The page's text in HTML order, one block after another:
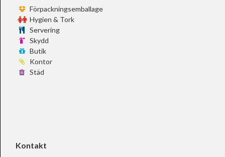
Förpackningsemballage
Hygien & Tork
Servering
Skydd
Butik
Kontor
Städ
Kontakt